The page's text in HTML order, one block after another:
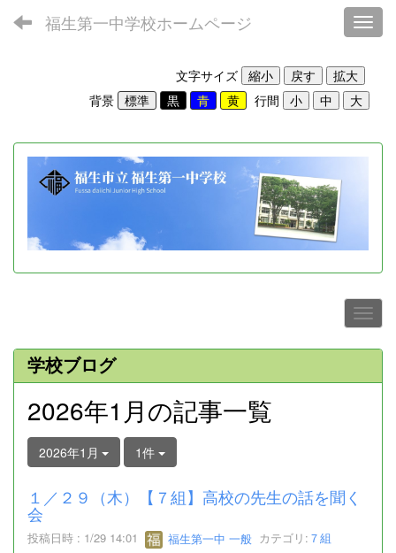
福生第一中学校ホームページ
文字サイズ
背景
行間
学校ブログ
2026年1月の記事一覧
2026年1月 1件
１／２９（木）【７組】高校の先生の話を聞く
会
投稿日時 : 1/29 14:01 福生第一中 一般 カテゴリ: ７組